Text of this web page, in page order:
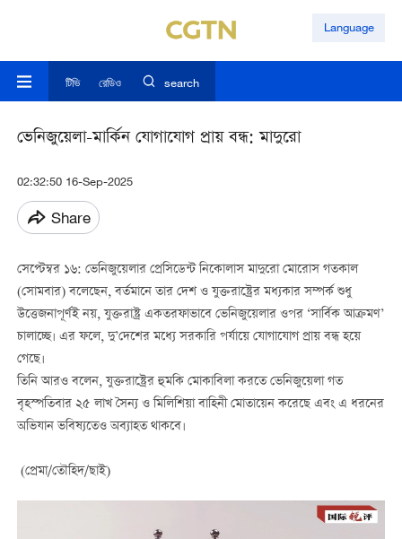
Language
টিভি রেডিও search
ভেনিজুয়েলা-মার্কিন যোগাযোগ প্রায় বন্ধ: মাদুরো
02:32:50 16-Sep-2025
Share
সেপ্টেম্বর ১৬: ভেনিজুয়েলার প্রেসিডেন্ট নিকোলাস মাদুরো মোরোস গতকাল
(সোমবার) বলেছেন, বর্তমানে তার দেশ ও যুক্তরাষ্ট্রের মধ্যকার সম্পর্ক শুধু
উত্তেজনাপূর্ণই নয়, যুক্তরাষ্ট্র একতরফাভাবে ভেনিজুয়েলার ওপর ‘সার্বিক আক্রমণ’
চালাচ্ছে। এর ফলে, দু’দেশের মধ্যে সরকারি পর্যায়ে যোগাযোগ প্রায় বন্ধ হয়ে
গেছে।
তিনি আরও বলেন, যুক্তরাষ্ট্রের হুমকি মোকাবিলা করতে ভেনিজুয়েলা গত
বৃহস্পতিবার ২৫ লাখ সৈন্য ও মিলিশিয়া বাহিনী মোতায়েন করেছে এবং এ ধরনের
অভিযান ভবিষ্যতেও অব্যাহত থাকবে।
(প্রেমা/তৌহিদ/ছাই)